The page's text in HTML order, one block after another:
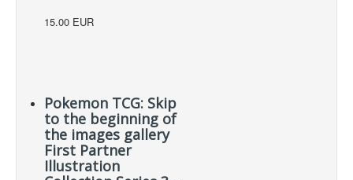
15.00 EUR
Pokemon TCG: Skip
to the beginning of
the images gallery
First Partner
Illustration